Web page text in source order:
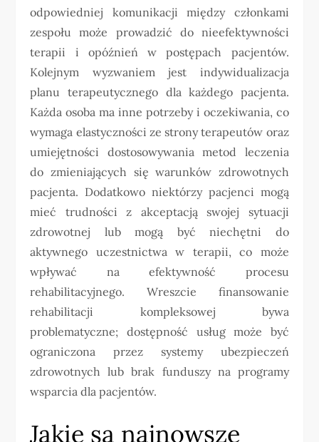
odpowiedniej komunikacji między członkami
zespołu może prowadzić do nieefektywności
terapii i opóźnień w postępach pacjentów.
Kolejnym wyzwaniem jest indywidualizacja
planu terapeutycznego dla każdego pacjenta.
Każda osoba ma inne potrzeby i oczekiwania, co
wymaga elastyczności ze strony terapeutów oraz
umiejętności dostosowywania metod leczenia
do zmieniających się warunków zdrowotnych
pacjenta. Dodatkowo niektórzy pacjenci mogą
mieć trudności z akceptacją swojej sytuacji
zdrowotnej lub mogą być niechętni do
aktywnego uczestnictwa w terapii, co może
wpływać na efektywność procesu
rehabilitacyjnego. Wreszcie finansowanie
rehabilitacji kompleksowej bywa
problematyczne; dostępność usług może być
ograniczona przez systemy ubezpieczeń
zdrowotnych lub brak funduszy na programy
wsparcia dla pacjentów.
Jakie są najnowsze